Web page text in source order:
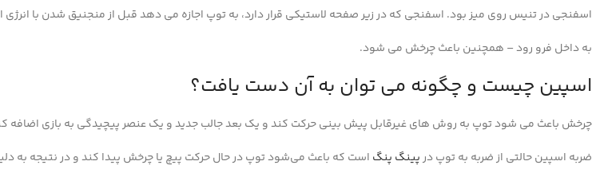
اسفنجی در تنیس روی میز بود. اسفنجی که در زیر صفحه لاستیکی قرار دارد، به توپ اجازه می دهد قبل از منجنیق شدن با انرژی
به داخل فرو رود – همچنین باعث چرخش می شود.
اسپین چیست و چگونه می توان به آن دست یافت؟
چرخش باعث می شود توپ به روش های غیرقابل پیش بینی حرکت کند و یک بعد جالب جدید و یک عنصر پیچیدگی به بازی اضافه
ضربه اسپین حالتی از ضربه به توپ درپینگ پنگ است که باعث می‌شود توپ در حال حرکت پیچ یا چرخش پیدا کند و در نتیجه به